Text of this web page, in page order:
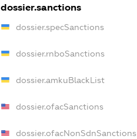
dossier.sanctions
dossier.specSanctions
dossier.rnboSanctions
dossier.amkuBlackList
dossier.ofacSanctions
dossier.ofacNonSdnSanctions